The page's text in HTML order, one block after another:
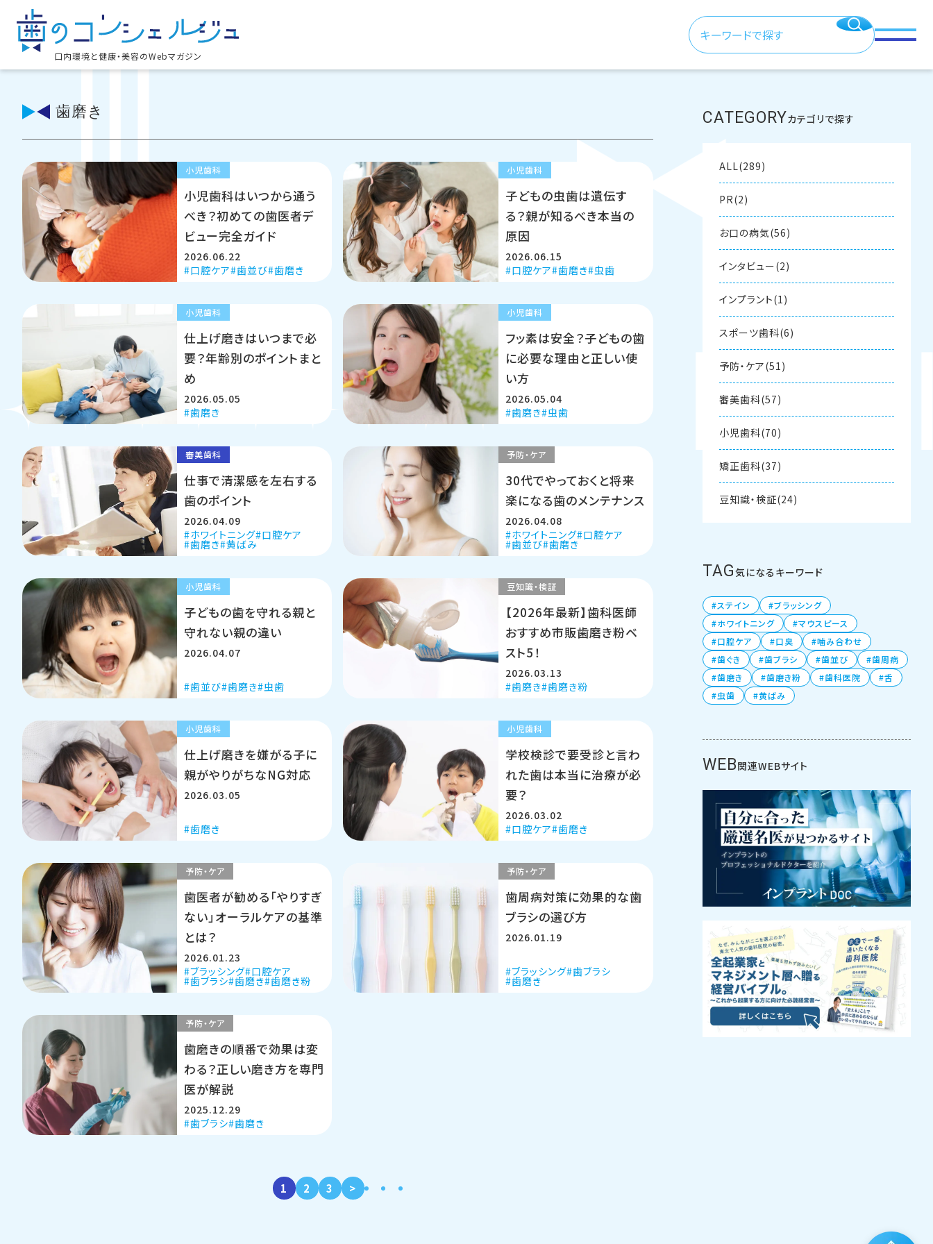
口内環境と健康・美容のWebマガジン
歯磨き
小児歯科
小児歯科はいつから通う
べき？初めての歯医者デ
ビュー完全ガイド
2026.06.22
口腔ケア 歯並び 歯磨き
小児歯科
子どもの虫歯は遺伝す
る？親が知るべき本当の
原因
2026.06.15
口腔ケア 歯磨き 虫歯
小児歯科
仕上げ磨きはいつまで必
要？年齢別のポイントまと
め
2026.05.05
歯磨き
小児歯科
フッ素は安全？子どもの歯
に必要な理由と正しい使
い方
2026.05.04
歯磨き 虫歯
審美歯科
仕事で清潔感を左右する
歯のポイント
2026.04.09
ホワイトニング 口腔ケア
歯磨き 黄ばみ
予防・ケア
30代でやっておくと将来
楽になる歯のメンテナンス
2026.04.08
ホワイトニング 口腔ケア
歯並び 歯磨き
小児歯科
子どもの歯を守れる親と
守れない親の違い
2026.04.07
歯並び 歯磨き 虫歯
豆知識・検証
【2026年最新】歯科医師
おすすめ市販歯磨き粉ベ
スト5！
2026.03.13
歯磨き 歯磨き粉
小児歯科
仕上げ磨きを嫌がる子に
親がやりがちなNG対応
2026.03.05
歯磨き
小児歯科
学校検診で要受診と言わ
れた歯は本当に治療が必
要？
2026.03.02
口腔ケア 歯磨き
予防・ケア
歯医者が勧める「やりすぎ
ない」オーラルケアの基準
とは？
2026.01.23
ブラッシング 口腔ケア
歯ブラシ 歯磨き 歯磨き粉
予防・ケア
歯周病対策に効果的な歯
ブラシの選び方
2026.01.19
ブラッシング 歯ブラシ
歯磨き
予防・ケア
歯磨きの順番で効果は変
わる？正しい磨き方を専門
医が解説
2025.12.29
歯ブラシ 歯磨き
1 2 3 >
CATEGORYカテゴリで探す
ALL(289)
PR(2)
お口の病気(56)
インタビュー(2)
インプラント(1)
スポーツ歯科(6)
予防・ケア(51)
審美歯科(57)
小児歯科(70)
矯正歯科(37)
豆知識・検証(24)
TAG気になるキーワード
ステイン
ブラッシング
ホワイトニング
マウスピース
口腔ケア
口臭
噛み合わせ
歯ぐき
歯ブラシ 歯並び
歯周病
歯磨き
歯磨き粉 歯科医院
舌
虫歯
黄ばみ
WEB関連WEBサイト